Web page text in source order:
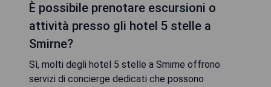
È possibile prenotare escursioni o
attività presso gli hotel 5 stelle a
Smirne?
Sì, molti degli hotel 5 stelle a Smirne offrono
servizi di concierge dedicati che possono